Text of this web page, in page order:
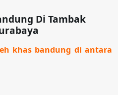
Di Tambak
khas bandung di antara